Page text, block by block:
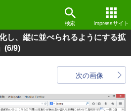
検索 Impressサイト
し、縦に並べられるようにする拡
(6/9)
次の画像